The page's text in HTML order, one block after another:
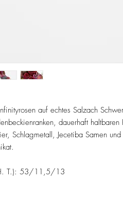
auf echtes Salzach
dauerhaft haltbaren
Schlagmetall, Jecetiba Samen und
T.): 53/11,5/13